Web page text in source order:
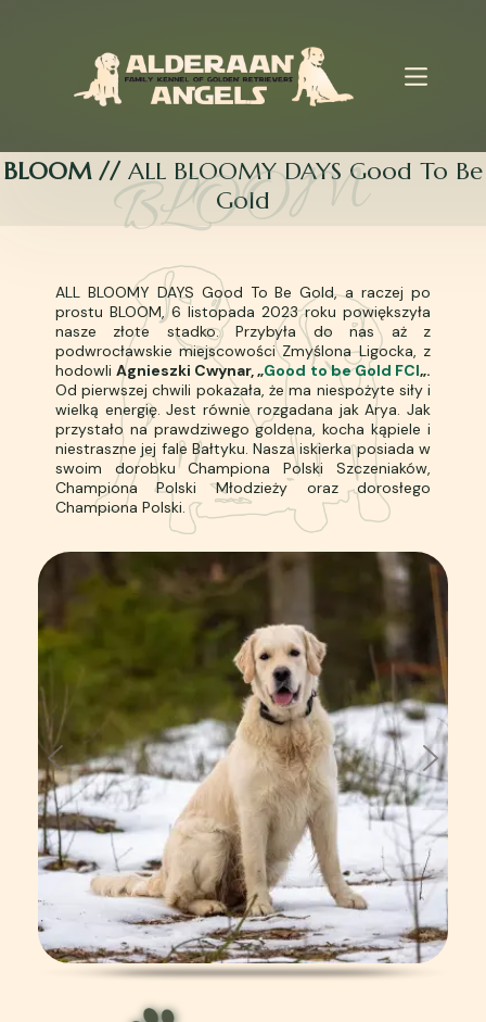
BLOOM //ALL BLOOMY DAYS Good To Be
Gold
ALL BLOOMY DAYS Good To Be Gold, a raczej po
prostu BLOOM, 6 listopada 2023 roku powiększyła
nasze złote stadko. Przybyła do nas aż z
podwrocławskie miejscowości Zmyślona Ligocka, z
hodowliAgnieszki Cwynar, „Good to be Gold FCI„.
Od pierwszej chwili pokazała, że ma niespożyte siły i
wielką energię. Jest równie rozgadana jak Arya. Jak
przystało na prawdziwego goldena, kocha kąpiele i
niestraszne jej fale Bałtyku. Nasza iskierka posiada w
swoim dorobku Championa Polski Szczeniaków,
Championa Polski Młodzieży oraz dorosłego
Championa Polski.